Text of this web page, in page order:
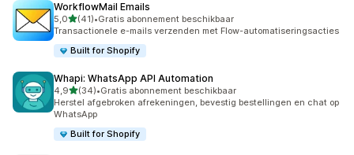
WorkflowMail Emails
5,0van 5 sterren
(41)
41 recensies in totaal
•Gratis abonnement beschikbaar
Transactionele e-mails verzenden met Flow-automatiseringsacties
Built for Shopify
Whapi: WhatsApp API Automation
4,9van 5 sterren
(34)
34 recensies in totaal
•Gratis abonnement beschikbaar
Herstel afgebroken afrekeningen, bevestig bestellingen en chat op
WhatsApp
Built for Shopify